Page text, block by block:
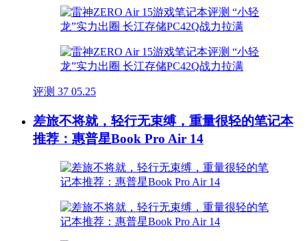
评测 37 05.25
差旅不将就，轻行无束缚，重量很轻的笔记本
推荐：惠普星Book Pro Air 14